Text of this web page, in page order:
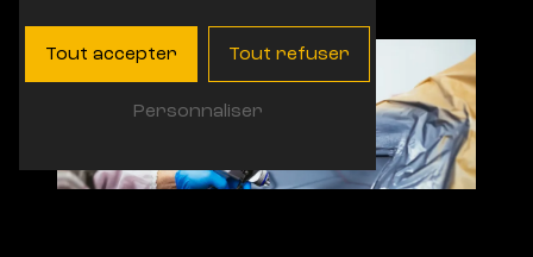
Tout accepter Tout refuser
Personnaliser